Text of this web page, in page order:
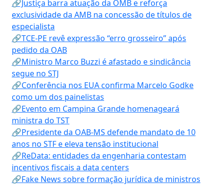
🔗Justiça barra atuação da OMB e reforça
exclusividade da AMB na concessão de títulos de
especialista
🔗TCE-PE revê expressão “erro grosseiro” após
pedido da OAB
🔗Ministro Marco Buzzi é afastado e sindicância
segue no STJ
🔗Conferência nos EUA confirma Marcelo Godke
como um dos painelistas
🔗Evento em Campina Grande homenageará
ministra do TST
🔗Presidente da OAB-MS defende mandato de 10
anos no STF e eleva tensão institucional
🔗ReData: entidades da engenharia contestam
incentivos fiscais a data centers
🔗Fake News sobre formação jurídica de ministros